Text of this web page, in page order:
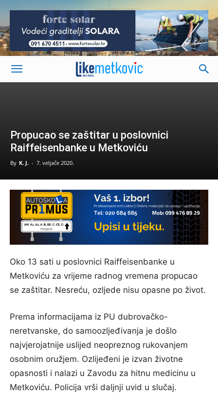
-
Propucao se zaštitar u poslovnici
Raiffeisenbanke u Metkoviću
By K. J. - 7. veljače 2020.
Oko 13 sati u poslovnici Raiffeisenbanke u
Metkoviću za vrijeme radnog vremena propucao
se zaštitar. Nesreću, ozljede nisu opasne po život.
Prema informacijama iz PU dubrovačko-
neretvanske, do samoozljeđivanja je došlo
najvjerojatnije uslijed neopreznog rukovanjem
osobnim oružjem. Ozlijeđeni je izvan životne
opasnosti i nalazi u Zavodu za hitnu medicinu u
Metkoviću. Policija vrši daljnji uvid u slučaj.